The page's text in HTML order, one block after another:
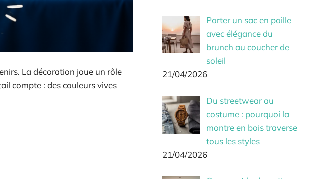
La décoration joue un rôle
compte : des couleurs vives
Porter un sac en paille
avec élégance du
brunch au coucher de
soleil
21/04/2026
Du streetwear au
costume : pourquoi la
montre en bois traverse
tous les styles
21/04/2026